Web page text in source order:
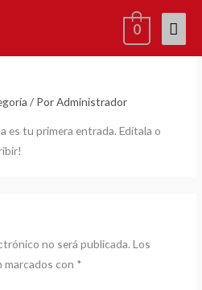
0
/ PorAdministrador
es tu primera entrada. Edítala o
no será publicada. Los
marcados con *